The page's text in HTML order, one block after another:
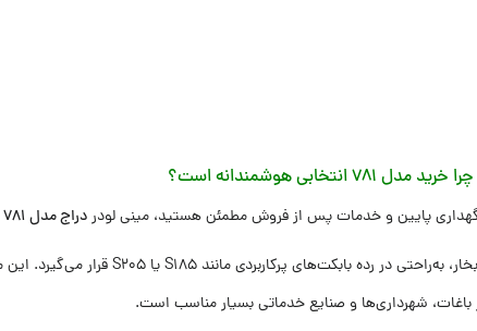
نگهداری پایین و خدمات پس از فروش مطمئن هستید، مینی لودردراج مدل ۷۸۱
باغات، شهرداری‌ها و صنایع خدماتی بسیار مناسب است.